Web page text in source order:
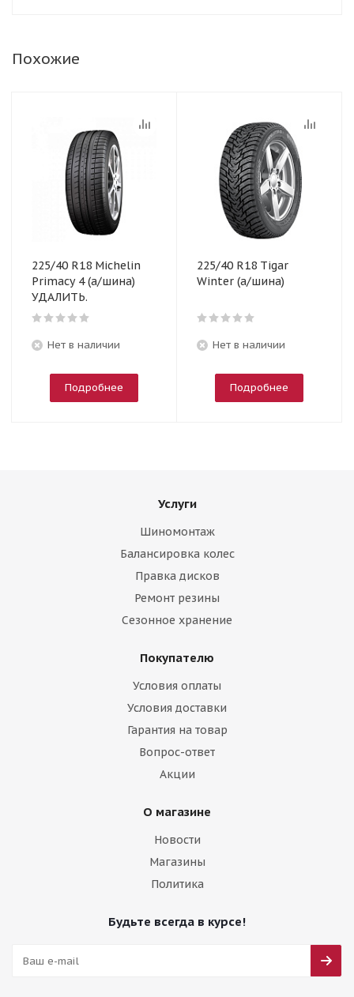
Похожие
225/40 R18 Michelin
Primacy 4 (а/шина)
УДАЛИТЬ.
Нет в наличии
Подробнее
225/40 R18 Tigar
Winter (а/шина)
Нет в наличии
Подробнее
Услуги
Шиномонтаж
Балансировка колес
Правка дисков
Ремонт резины
Сезонное хранение
Покупателю
Условия оплаты
Условия доставки
Гарантия на товар
Вопрос-ответ
Акции
О магазине
Новости
Магазины
Политика
Будьте всегда в курсе!